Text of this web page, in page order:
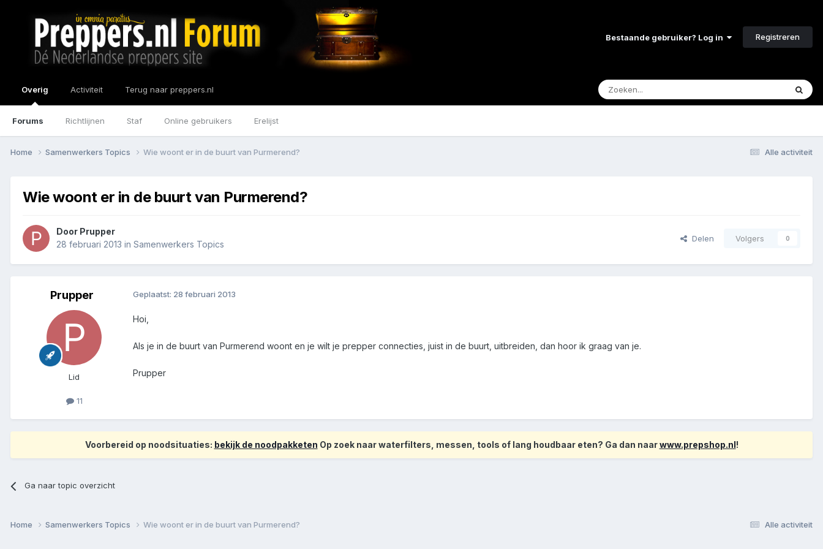
Bestaande gebruiker? Log in Registreren
Overig
Forums Richtlijnen Staf Online gebruikers Erelijst
Activiteit Terug naar preppers.nl
Alle activiteit
Home Samenwerkers Topics Wie woont er in de buurt van Purmerend?
Wie woont er in de buurt van Purmerend?
Door Prupper
28 februari 2013 in Samenwerkers Topics
Delen Volgers 0
Prupper
Lid
11
Geplaatst: 28 februari 2013
Hoi,
Als je in de buurt van Purmerend woont en je wilt je prepper connecties, juist in de buurt, uitbreiden, dan hoor ik graag van je.
Prupper
Voorbereid op noodsituaties: bekijk de noodpakketen Op zoek naar waterfilters, messen, tools of lang houdbaar eten? Ga dan naarwww.prepshop.nl!
Ga naar topic overzicht
Alle activiteit
Home Samenwerkers Topics Wie woont er in de buurt van Purmerend?